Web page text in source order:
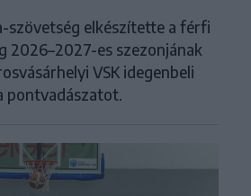
szövetség elkészítette a férfi
2026–2027-es szezonjának
VSK idegenbeli
pontvadászatot.